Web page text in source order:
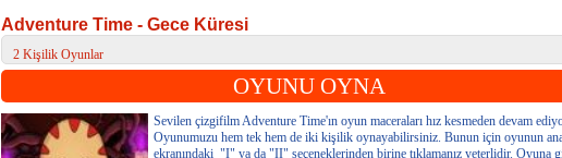
Adventure Time - Gece Küresi
2 Kişilik Oyunlar
OYUNU OYNA
Sevilen çizgifilm Adventure Time'ın oyun maceraları hız kesmeden devam
Oyunumuzu hem tek hem de iki kişilik oynayabilirsiniz. Bunun için oyunun
ekranındaki "I" ya da "II" seçeneklerinden birine tıklamanız yeterlidir. Oyuna